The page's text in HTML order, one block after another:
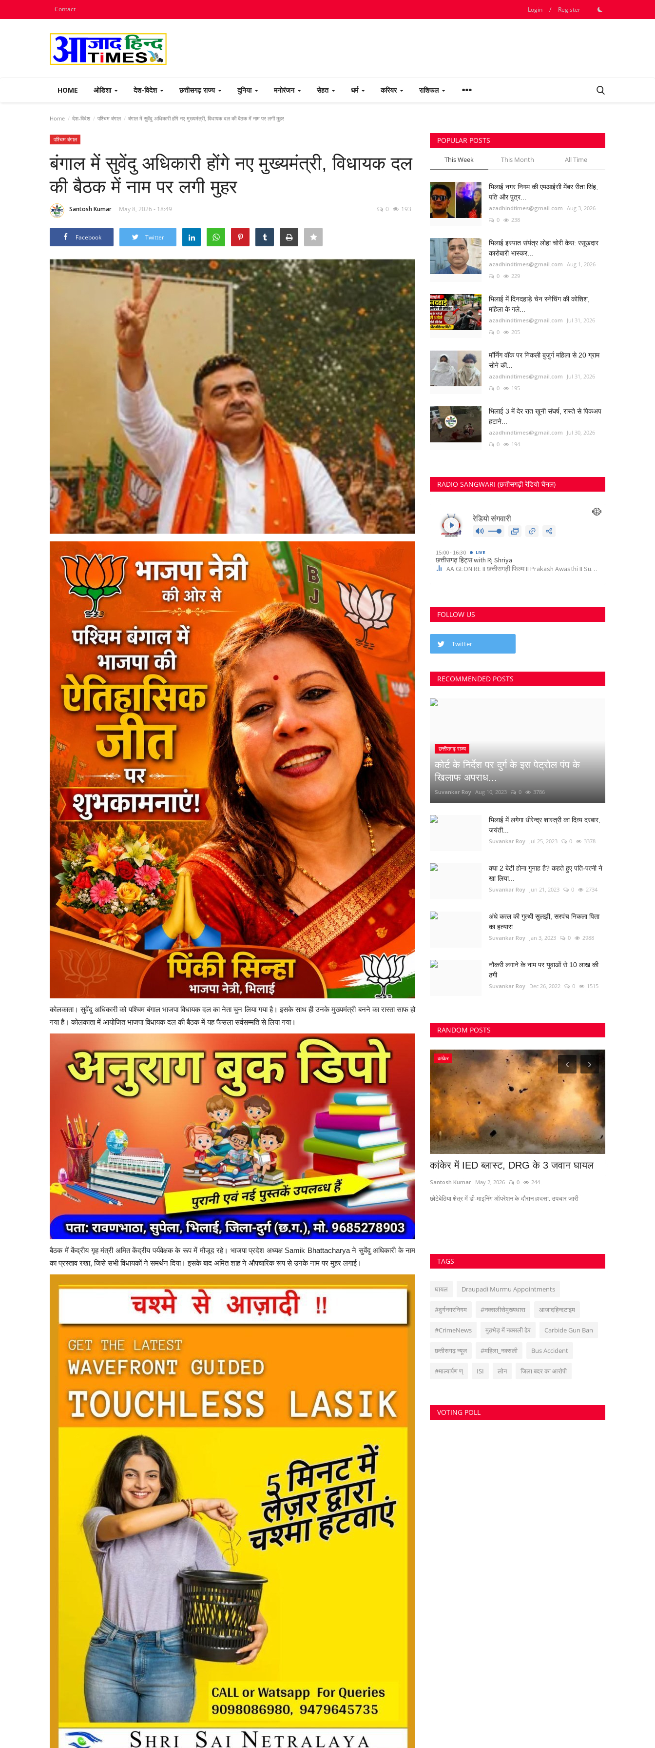
Contact Login / Register
HOME ओडिशा देश-विदेश छत्तीसगढ़ राज्य दुनिया मनोरंजन सेहत धर्म करियर राशिफल
Home देश-विदेश पश्चिम बंगाल बंगाल में सुवेंदु अधिकारी होंगे नए मुख्यमंत्री, विधायक दल की बैठक में नाम पर लगी मुहर
पश्चिम बंगाल
बंगाल में सुवेंदु अधिकारी होंगे नए मुख्यमंत्री, विधायक दल
की बैठक में नाम पर लगी मुहर
Santosh Kumar May 8, 2026 - 18:49 0 193
Facebook Twitter
कोलकाता। सुवेंदु अधिकारी को पश्चिम बंगाल भाजपा विधायक दल का नेता चुन लिया गया है। इसके साथ ही उनके मुख्यमंत्री बनने का रास्ता साफ हो
गया है। कोलकाता में आयोजित भाजपा विधायक दल की बैठक में यह फैसला सर्वसम्मति से लिया गया।
बैठक में केंद्रीय गृह मंत्री अमित केंद्रीय पर्यवेक्षक के रूप में मौजूद रहे। भाजपा प्रदेश अध्यक्ष Samik Bhattacharya ने सुवेंदु अधिकारी के नाम
का प्रस्ताव रखा, जिसे सभी विधायकों ने समर्थन दिया। इसके बाद अमित शाह ने औपचारिक रूप से उनके नाम पर मुहर लगाई।
POPULAR POSTS
This Week This Month All Time
भिलाई नगर निगम की एमआईसी मेंबर रीता सिंह,
पति और पुत्र...
azadhindtimes@gmail.com Aug 3, 2026
0
238
भिलाई इस्पात संयंत्र लोहा चोरी केस: रसूखदार
कारोबारी भास्कर...
azadhindtimes@gmail.com Aug 1, 2026
0
229
भिलाई में दिनदहाड़े चेन स्नेचिंग की कोशिश,
महिला के गले...
azadhindtimes@gmail.com
Jul 31, 2026
0
205
मॉर्निंग वॉक पर निकली बुजुर्ग महिला से 20 ग्राम
सोने की...
azadhindtimes@gmail.com
Jul 31, 2026
0
195
भिलाई 3 में देर रात खूनी संघर्ष, रास्ते से पिकअप
हटाने...
azadhindtimes@gmail.com
Jul 30, 2026
0
194
RADIO SANGWARI (छत्तीसगढ़ी रेडियो चैनल)
FOLLOW US
Twitter
RECOMMENDED POSTS
छत्तीसगढ़ राज्य
कोर्ट के निर्देश पर दुर्ग के इस पेट्रोल पंप के
खिलाफ अपराध...
Suvankar Roy Aug 10, 2023 0 3786
भिलाई में लगेगा धीरेन्द्र शास्त्री का दिव्य दरबार,
जयंती...
Suvankar Roy Jul 25, 2023 0 3378
क्या 2 बेटी होना गुनाह है? कहते हुए पति-पत्नी ने
खा लिया...
Suvankar Roy Jun 21, 2023 0 2734
अंधे कत्ल की गुत्थी सुलझी, सरपंच निकला पिता
का हत्यारा
Suvankar Roy Jan 3, 2023 0 2988
नौकरी लगाने के नाम पर युवाओं से 10 लाख की
ठगी
Suvankar Roy Dec 26, 2022 0 1515
RANDOM POSTS
जगन्नाथ निकले
रथ यात्रा, 24 जुलाई तक चलेगा
धमधा
स्कॉर्पियो की ठोकर से बाइक चालक की मौत
Suvankar Roy Jan 4, 2023 0
रायगढ़
सब्जियों की आड़ में अफीम की खेती का खुलासा,
इस जिले में...
Santosh Kumar Mar 23, 2026 0 332
कांकेर
कांकेर में IED ब्लास्ट, DRG के 3 जवान घायल
Santosh Kumar May 2, 2026 0 244
छोटेबेठिया क्षेत्र में डी-माइनिंग ऑपरेशन के दौरान हादसा, उपचार जारी
TAGS
घायल Draupadi Murmu Appointments
#दुर्गनगरनिगम #नक्सलीसेमुख्यधारा आजादहिन्दटाइम
#CrimeNews मुठभेड़ में नक्सली ढेर Carbide Gun Ban
छत्तीसगढ़ न्यूज #महिला_नक्सली Bus Accident
#माल्यार्पण ण् ISI लोन जिला बदर का आरोपी
VOTING POLL